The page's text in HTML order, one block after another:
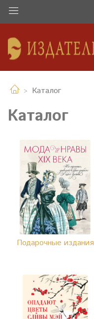
Каталог
Каталог
Подарочные издания